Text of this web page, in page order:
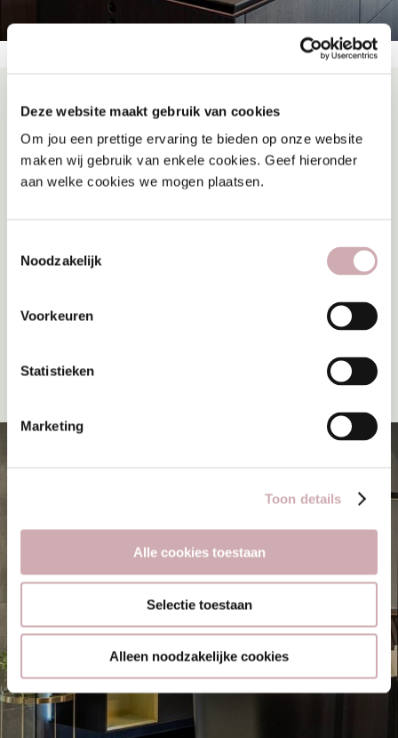
Deze website maakt gebruik van cookies
Om jou een prettige ervaring te bieden op onze website
maken wij gebruik van enkele cookies. Geef hieronder
aan welke cookies we mogen plaatsen.
Noodzakelijk
Voorkeuren
Statistieken
Marketing
Toon details
Alle cookies toestaan
Selectie toestaan
Alleen noodzakelijke cookies
Complete badkamer en
toilet
met een wastafel, douche, betegelde vloer,
verschillende tegels, sanitair en opstellingen.